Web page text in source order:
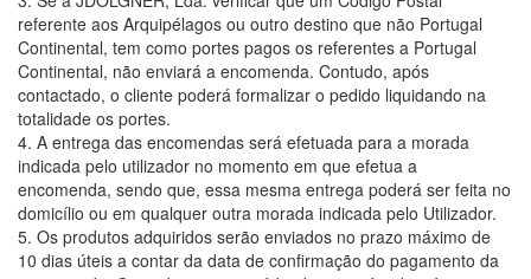
referente aos Arquipélagos ou outro destino que não Portugal
Continental, tem como portes pagos os referentes a Portugal
Continental, não enviará a encomenda. Contudo, após
contactado, o cliente poderá formalizar o pedido liquidando na
totalidade os portes.
4. A entrega das encomendas será efetuada para a morada
indicada pelo utilizador no momento em que efetua a
encomenda, sendo que, essa mesma entrega poderá ser feita no
domicílio ou em qualquer outra morada indicada pelo Utilizador.
5. Os produtos adquiridos serão enviados no prazo máximo de
10 dias úteis a contar da data de confirmação do pagamento da